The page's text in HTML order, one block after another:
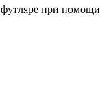
при помощи